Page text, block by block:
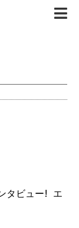
タビュー! エ